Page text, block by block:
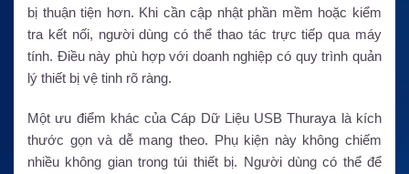
bị thuận tiện hơn. Khi cần cập nhật phần mềm hoặc kiểm
tra kết nối, người dùng có thể thao tác trực tiếp qua máy
tính. Điều này phù hợp với doanh nghiệp có quy trình quản
lý thiết bị vệ tinh rõ ràng.
Một ưu điểm khác của Cáp Dữ Liệu USB Thuraya là kích
thước gọn và dễ mang theo. Phụ kiện này không chiếm
nhiều không gian trong túi thiết bị. Người dùng có thể để